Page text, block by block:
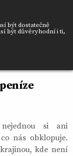
být dostatečně
být důvěryhodní i ti,
si ani
nás obklopuje.
kde není